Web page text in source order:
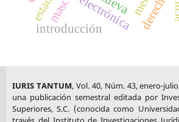
masc
introducción
IURIS TANTUM, Vol. 40, Núm. 43, enero-
una publicación semestral editada por
Superiores, S.C. (conocida como